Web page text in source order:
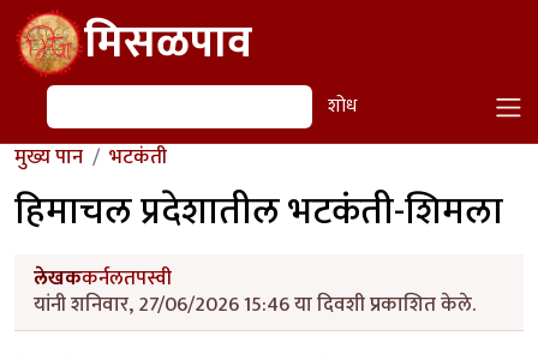
Skip to main contentमिसळपाव
शोध शोध
मुख्य पान भटकंती
हिमाचल प्रदेशातील भटकंती-शिमला
लेखककर्नलतपस्वी
यांनी शनिवार, 27/06/2026 15:46 या दिवशी प्रकाशित केले.